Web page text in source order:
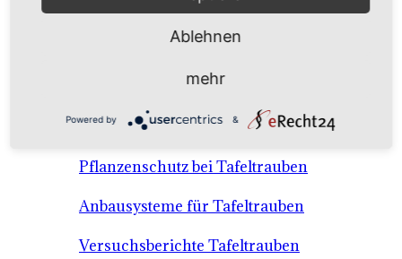
Anbausysteme & Recht
Tafeltrauben A-Z Sortenbeschreibungen
Tafeltraubenanbau - rechtliche
Voraussetzungen
Pflanzenschutz bei Tafeltrauben
Anbausysteme für Tafeltrauben
Versuchsberichte Tafeltrauben
Ablehnen
mehr
Powered by &